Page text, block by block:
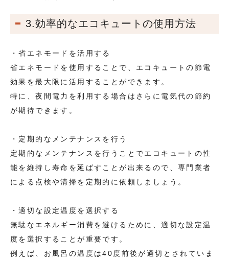
3.効率的なエコキュートの使用方法
・省エネモードを活用する
省エネモードを使用することで、エコキュートの節電
効果を最大限に活用することができます。
特に、夜間電力を利用する場合はさらに電気代の節約
が期待できます。
・定期的なメンテナンスを行う
定期的なメンテナンスを行うことでエコキュートの性
能を維持し寿命を延ばすことが出来るので、専門業者
による点検や清掃を定期的に依頼しましょう。
・適切な設定温度を選択する
無駄なエネルギー消費を避けるために、適切な設定温
度を選択することが重要です。
例えば、お風呂の温度は40度前後が適切とされていま